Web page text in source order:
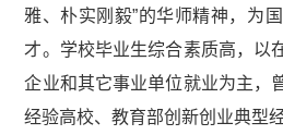
雅、朴实刚毅”的华师精神，为
才。学校毕业生综合素质高，以
企业和其它事业单位就业为主，
经验高校、教育部创新创业典型